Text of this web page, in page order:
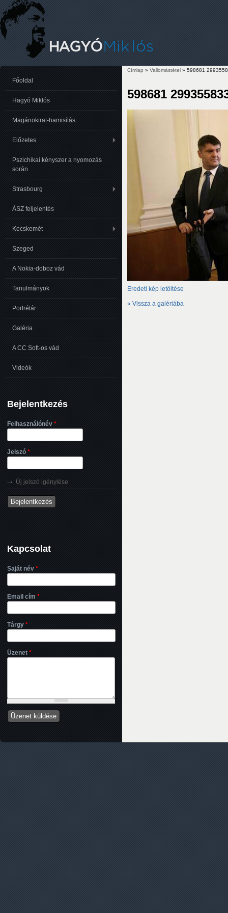
Címlap » Vallomástétel » 598681
598681
Eredeti kép letöltése
« Vissza a galériába
Főoldal
Hagyó Miklós
Magánokirat-hamisítás
Előzetes
Pszichikai kényszer a nyomozás
során
Strasbourg
ÁSZ feljelentés
Kecskemét
Szeged
A Nokia-doboz vád
Tanulmányok
Portrétár
Galéria
A CC Soft-os vád
Videók
Bejelentkezés
Felhasználónév *
Jelszó *
Új jelszó igénylése
Kapcsolat
Saját név *
Email cím *
Tárgy *
Üzenet *